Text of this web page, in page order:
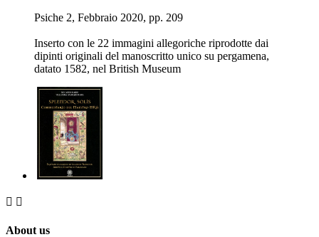
Psiche 2, Febbraio 2020, pp. 209
Inserto con le 22 immagini allegoriche riprodotte dai
dipinti originali del manoscritto unico su pergamena,
datato 1582, nel British Museum
 
About us